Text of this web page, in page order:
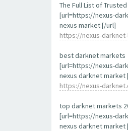
The Full List of
[url=https://nexus-
nexus market [/url]
https://nexus-
best darknet markets
[url=https://nexus-
nexus darknet market
https://nexus-
top darknet markets
[url=https://nexus-
nexus darknet market